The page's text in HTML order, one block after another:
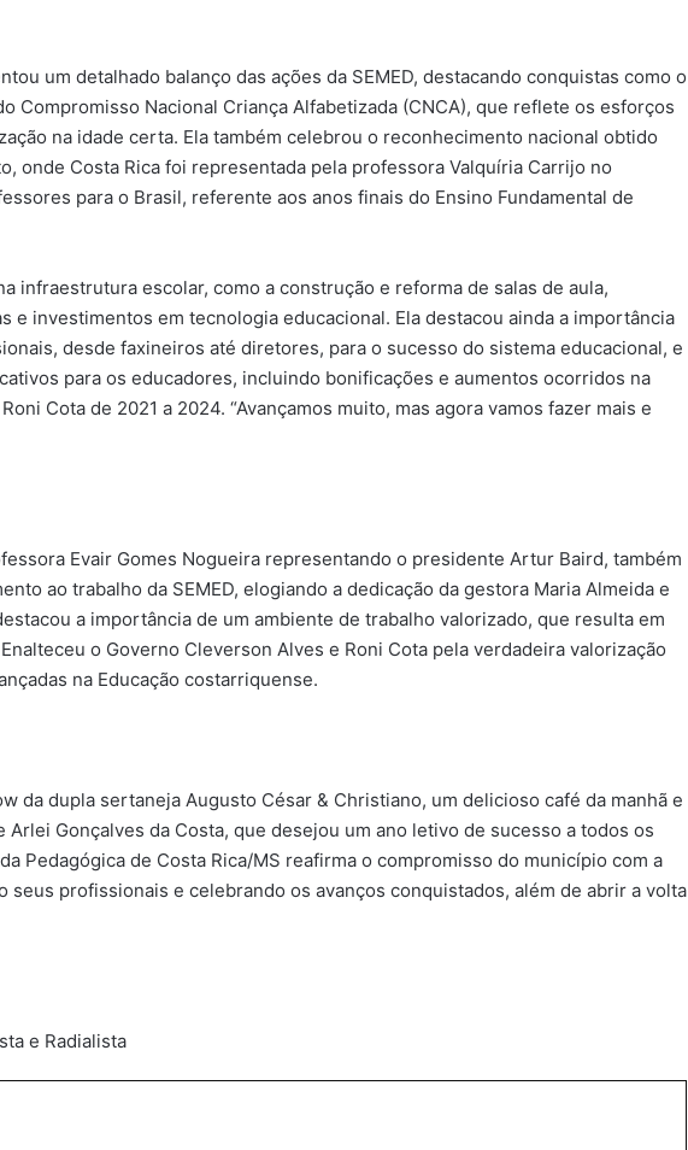
um detalhado balanço das ações da SEMED, destacando conquistas como o
Compromisso Nacional Criança Alfabetizada (CNCA), que reflete os esforços
na idade certa. Ela também celebrou o reconhecimento nacional obtido
onde Costa Rica foi representada pela professora Valquíria Carrijo no
para o Brasil, referente aos anos finais do Ensino Fundamental de
infraestrutura escolar, como a construção e reforma de salas de aula,
e investimentos em tecnologia educacional. Ela destacou ainda a importância
desde faxineiros até diretores, para o sucesso do sistema educacional, e
para os educadores, incluindo bonificações e aumentos ocorridos na
Cota de 2021 a 2024. “Avançamos muito, mas agora vamos fazer mais e
Evair Gomes Nogueira representando o presidente Artur Baird, também
ao trabalho da SEMED, elogiando a dedicação da gestora Maria Almeida e
a importância de um ambiente de trabalho valorizado, que resulta em
o Governo Cleverson Alves e Roni Cota pela verdadeira valorização
na Educação costarriquense.
da dupla sertaneja Augusto César & Christiano, um delicioso café da manhã e
Gonçalves da Costa, que desejou um ano letivo de sucesso a todos os
Pedagógica de Costa Rica/MS reafirma o compromisso do município com a
seus profissionais e celebrando os avanços conquistados, além de abrir a volta
e Radialista